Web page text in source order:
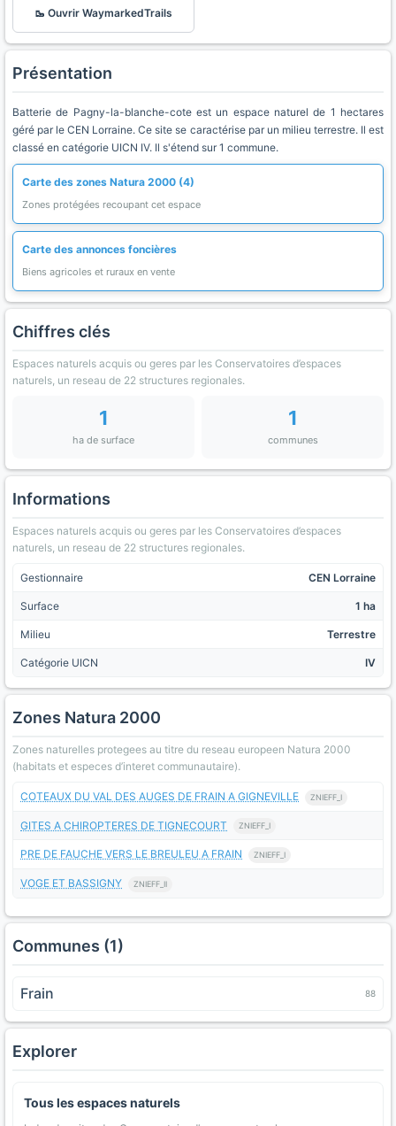
🥾 Ouvrir WaymarkedTrails
Présentation
Batterie de Pagny-la-blanche-cote est un espace naturel de 1 hectares
géré par le CEN Lorraine. Ce site se caractérise par un milieu terrestre. Il est
classé en catégorie UICN IV. Il s'étend sur 1 commune.
Carte des zones Natura 2000 (4)
Zones protégées recoupant cet espace
Carte des annonces foncières
Biens agricoles et ruraux en vente
Chiffres clés
Espaces naturels acquis ou geres par les Conservatoires d’espaces
naturels, un reseau de 22 structures regionales.
1
ha de surface
1
communes
Informations
Espaces naturels acquis ou geres par les Conservatoires d’espaces
naturels, un reseau de 22 structures regionales.
Gestionnaire CEN Lorraine
Surface 1 ha
Milieu Terrestre
Catégorie UICN IV
Zones Natura 2000
Zones naturelles protegees au titre du reseau europeen Natura 2000
(habitats et especes d’interet communautaire).
COTEAUX DU VAL DES AUGES DE FRAIN A GIGNEVILLE ZNIEFF_I
GITES A CHIROPTERES DE TIGNECOURT ZNIEFF_I
PRE DE FAUCHE VERS LE BREULEU A FRAIN ZNIEFF_I
VOGE ET BASSIGNY ZNIEFF_II
Communes (1)
Frain 88
Explorer
Tous les espaces naturels